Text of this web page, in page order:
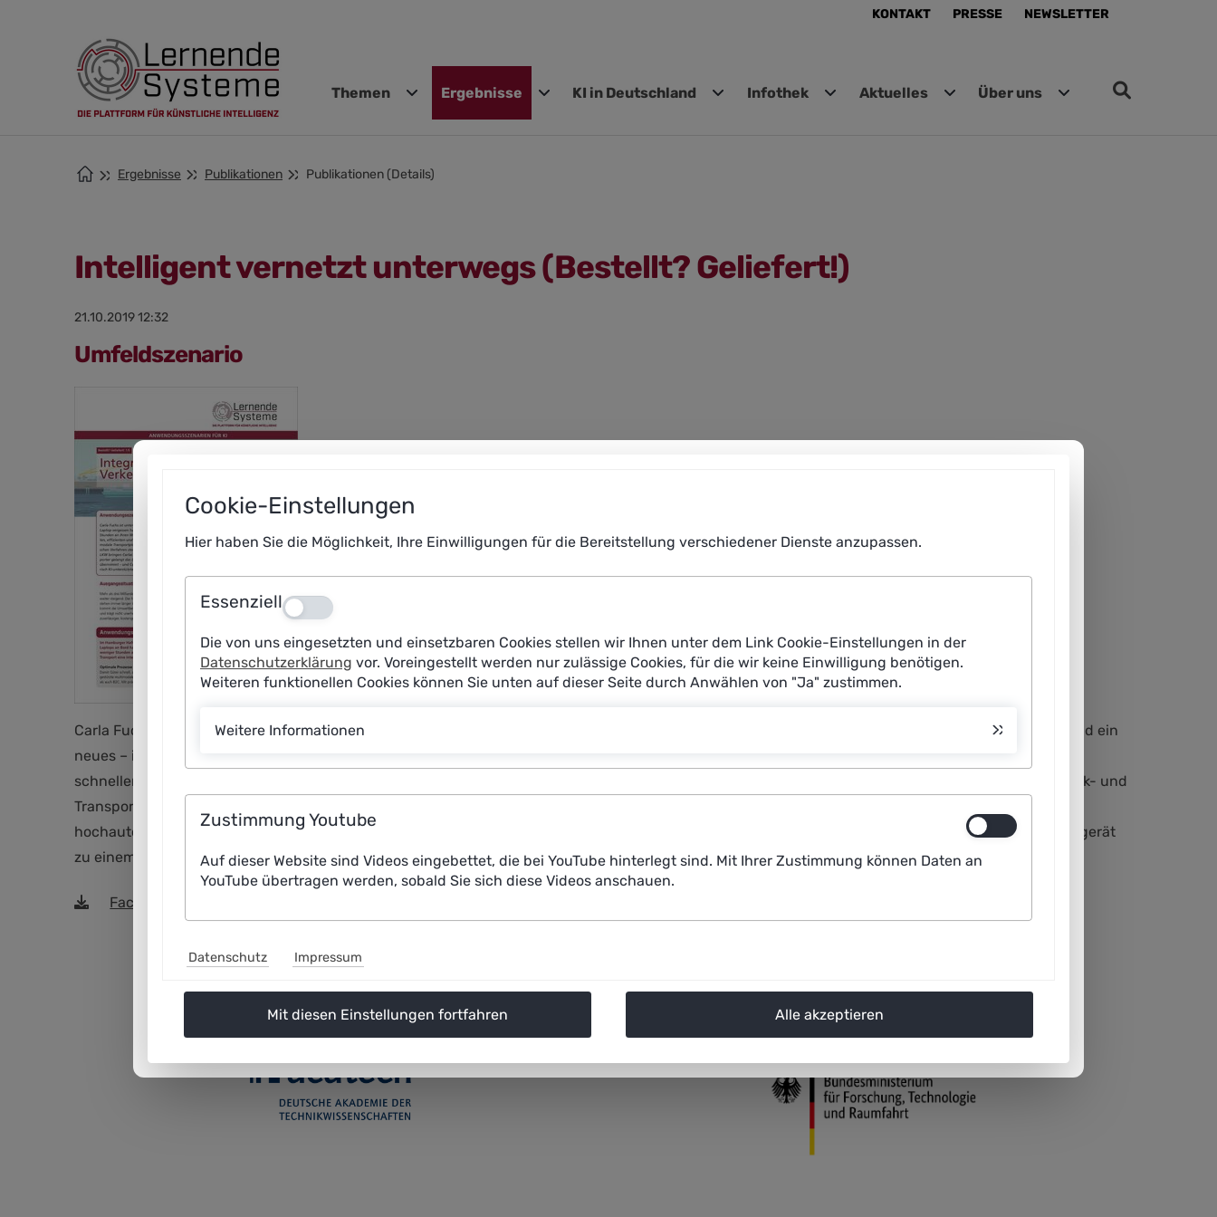
Hauptinhalt
KONTAKT PRESSE NEWSLETTER
Navigation
Themen Ergebnisse KI in Deutschland Infothek Aktuelles Über uns
Ergebnisse Publikationen Publikationen (Details)
Intelligent vernetzt unterwegs (Bestellt? Geliefert!)
21.10.2019 12:32
Umfeldszenario
Carla Fuchs ist unterwegs zu einem Termin nach Berlin als sie bemerkt, dass sie das Ladegerät für ihren Laptop vergessen hat. Sie bestellt kurzerhand ein
neues – im Vertrauen darauf, dass es in wenigen Stunden an ihren Wunschort geliefert wird. Möglich machen dies Lernende Systeme, die für einen
schnellen, effizienten und umweltfreundlichen Warentransport sorgen. Grundlage ist eine KI-basierte multimodale Transportplanung, die den Logistik- und
Transportprozess von Waren mit prädiktiven und taktischen Verfahren steuert und optimiert. Ein vollautomatisierter Güterumschlag sowie
hochautomatisierte LKW bringen Carlas Ladegerät zu einem zentralen Logistikhub am Berliner Stadtrand. Mit einem E-Transporter gelangt das Ladegerät
zu einem kleinen Sammellager in der Innenstadt, wo ein Lieferroboter übernimmt – und Carla das Ladegerät in einem Café zustellt.
Factsheets Anwendungsszenario "Intelligent vernetzt unterwegs": Bestellt? Geliefert!
Cookie-Einstellungen
Hier haben Sie die Möglichkeit, Ihre Einwilligungen für die Bereitstellung verschiedener Dienste anzupassen.
Essenziell Aus
Die von uns eingesetzten und einsetzbaren Cookies stellen wir Ihnen unter dem Link Cookie-Einstellungen in der
Datenschutzerklärung vor. Voreingestellt werden nur zulässige Cookies, für die wir keine Einwilligung benötigen.
Weiteren funktionellen Cookies können Sie unten auf dieser Seite durch Anwählen von "Ja" zustimmen.
Weitere Informationen
Zustimmung Youtube
Auf dieser Website sind Videos eingebettet, die bei YouTube hinterlegt sind. Mit Ihrer Zustimmung können Daten an
YouTube übertragen werden, sobald Sie sich diese Videos anschauen.
Datenschutz Impressum
Mit diesen Einstellungen fortfahren Alle akzeptieren